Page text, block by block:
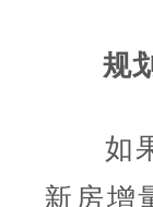
规
如果
新房增